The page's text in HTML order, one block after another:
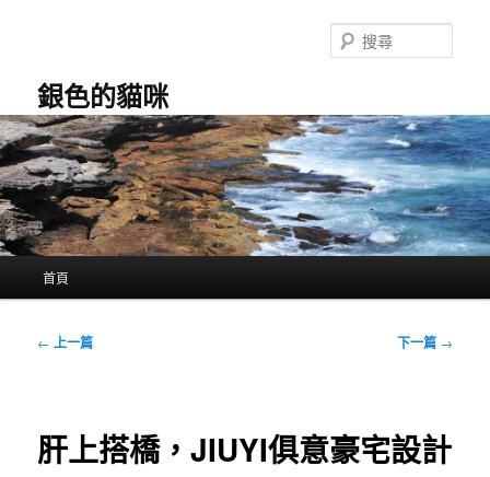
容
銀色的貓咪
尋
首頁
文
← 上一篇 下一篇 →
肝上搭橋，JIUYI俱意豪宅設計